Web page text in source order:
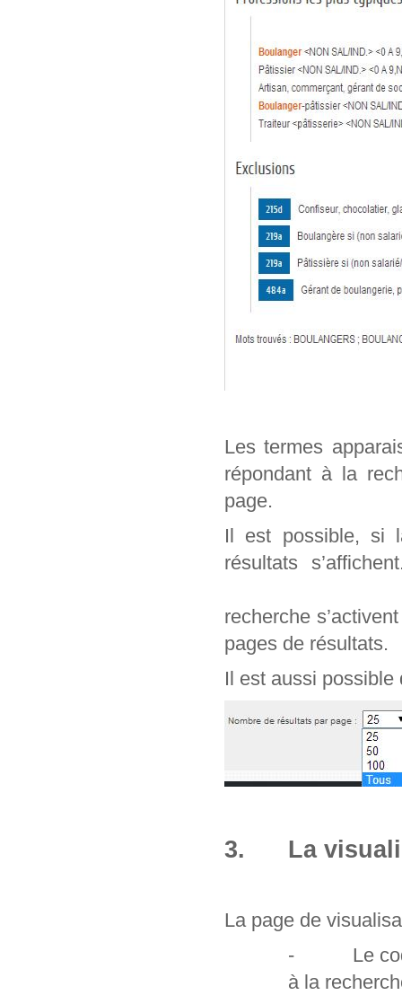
Les termes
répondant à la
page.
Il est possible, si
résultats
recherche
pages de résultats.
Il est aussi
3. La
La page de
- Le code
à la